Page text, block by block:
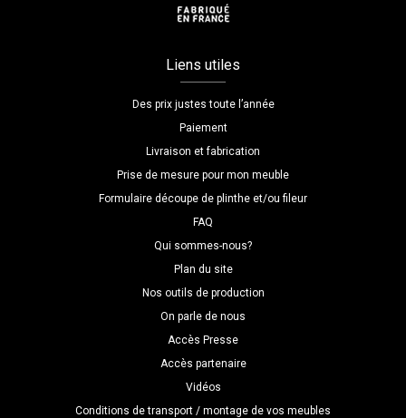
Liens utiles
Des prix justes toute l’année
Paiement
Livraison et fabrication
Prise de mesure pour mon meuble
Formulaire découpe de plinthe et/ou fileur
FAQ
Qui sommes-nous?
Plan du site
Nos outils de production
On parle de nous
Accès Presse
Accès partenaire
Vidéos
Conditions de transport / montage de vos meubles